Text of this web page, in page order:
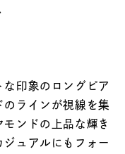
印象のロングピア
のラインが視線を集
ンドの上品な輝き
ュアルにもフォー